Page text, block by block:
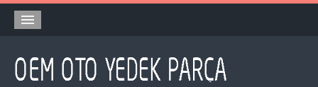
Orjinal Yedek Parça